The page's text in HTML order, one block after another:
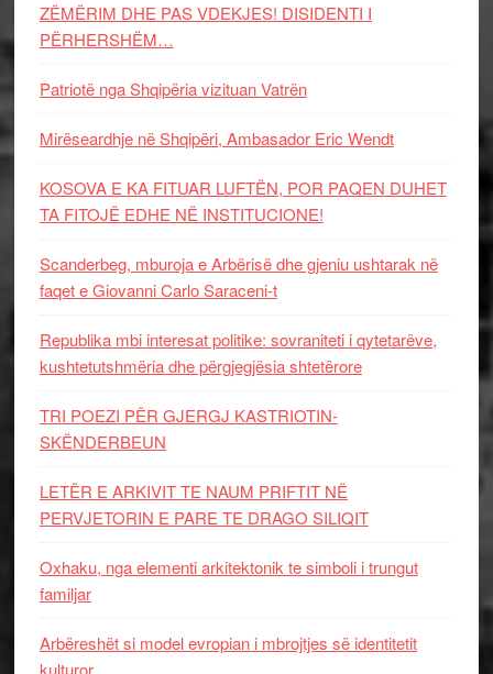
ZËMËRIM DHE PAS VDEKJES! DISIDENTI I
PËRHERSHËM…
Patriotë nga Shqipëria vizituan Vatrën
Mirëseardhje në Shqipëri, Ambasador Eric Wendt
KOSOVA E KA FITUAR LUFTËN, POR PAQEN DUHET
TA FITOJË EDHE NË INSTITUCIONE!
Scanderbeg, mburoja e Arbërisë dhe gjeniu ushtarak në
faqet e Giovanni Carlo Saraceni-t
Republika mbi interesat politike: sovraniteti i qytetarëve,
kushtetutshmëria dhe përgjegjësia shtetërore
TRI POEZI PËR GJERGJ KASTRIOTIN-
SKËNDERBEUN
LETËR E ARKIVIT TE NAUM PRIFTIT NË
PERVJETORIN E PARE TE DRAGO SILIQIT
Oxhaku, nga elementi arkitektonik te simboli i trungut
familjar
Arbëreshët si model evropian i mbrojtjes së identitetit
kulturor